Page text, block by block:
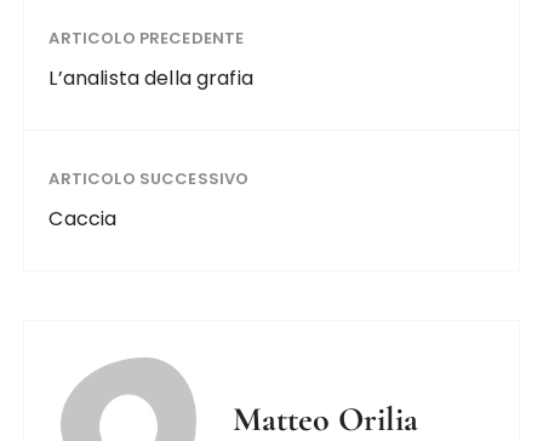
ARTICOLO PRECEDENTE
L’analista della grafia
ARTICOLO SUCCESSIVO
Caccia
Matteo Orilia